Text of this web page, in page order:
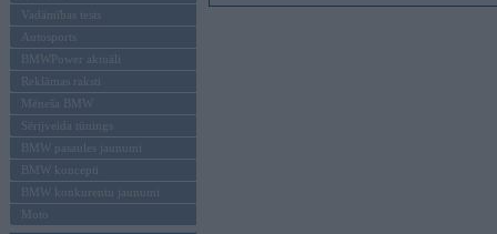
Vadāmības tests
Autosports
BMWPower aktuāli
Reklāmas raksti
Mēneša BMW
Sērijveida tūnings
BMW pasaules jaunumi
BMW koncepti
BMW konkurentu jaunumi
Moto